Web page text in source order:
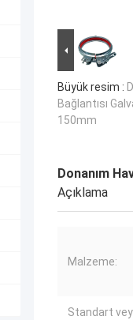
Büyük resim :
Bağlantısı
150mm
Donanım
Açıklama
Malzeme:
Standart